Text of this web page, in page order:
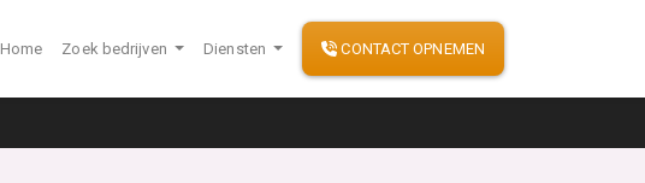
Home Zoek bedrijven Diensten CONTACT OPNEMEN